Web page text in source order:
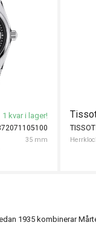
35 mm
1 kvar i lager!
1935 kombinerar